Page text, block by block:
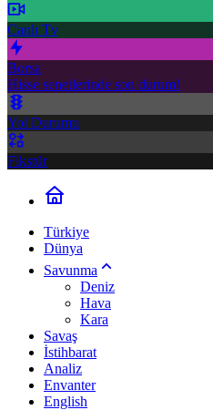
Canlı Tv
Borsa
Hisse senetlerinde son durum!
Yol Durumu
Fikstür
Türkiye
Dünya
Savunma
Deniz
Hava
Kara
Savaş
İstihbarat
Analiz
Envanter
English